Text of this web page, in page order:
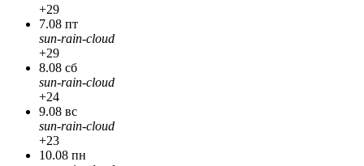
+29
7.08 пт
sun-rain-cloud
+29
8.08 сб
sun-rain-cloud
+24
9.08 вс
sun-rain-cloud
+23
10.08 пн